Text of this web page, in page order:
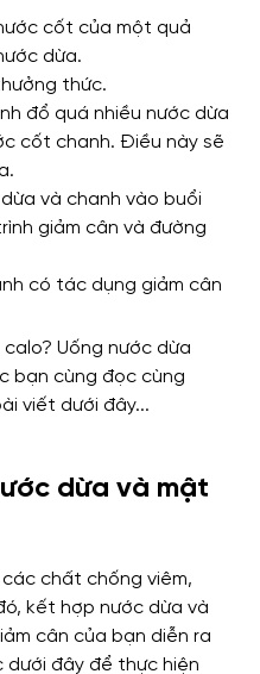
cốt của một quả
dừa.
thức.
đổ quá nhiều nước dừa
cốt chanh. Điều này sẽ
và chanh vào buổi
giảm cân và đường
có tác dụng giảm cân
dừa và mật
chất chống viêm,
kết hợp nước dừa và
cân của bạn diễn ra
đây để thực hiện